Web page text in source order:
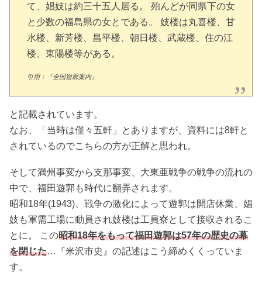
て、娼妓は約三十五人居る。 殆んどが同県下の女
と少数の福島県の女とである。 妓楼は丸喜楼、甘
水楼、新芳楼、昌平楼、朝日楼、武蔵楼、住の江
楼、東陽楼等がある。
引用：『全国遊廓案内』
と記載されています。
なお、「当時は僅々五軒」とありますが、資料には8軒と
されているのでこちらの方が正解と思われ。
そして満州事変から支那事変、大東亜戦争の戦争の流れの
中で、福田遊郭も時代に翻弄されます。
昭和18年(1943)、戦争の激化によって遊郭は開店休業、娼
妓も軍需工場に動員され妓楼は工員寮として接収されるこ
とに。 この昭和18年をもって福田遊郭は57年の歴史の幕
を閉じた…『米沢市史』の記述はこう締めくくっていま
す。